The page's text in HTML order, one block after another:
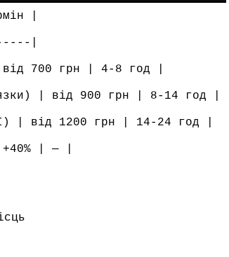
|
|
від 700 грн | 4-8 год |
| від 900 грн | 8-14 год |
| від 1200 грн | 14-24 год |
| — |